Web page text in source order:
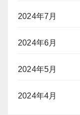
2024年7月
2024年6月
2024年5月
2024年4月